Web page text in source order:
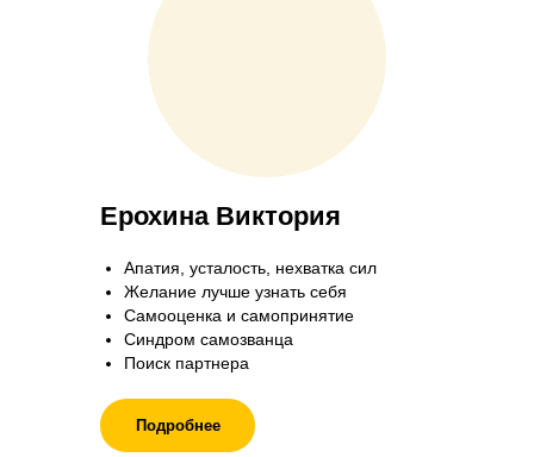
Ерохина Виктория
Апатия, усталость, нехватка сил
Желание лучше узнать себя
Самооценка и самопринятие
Синдром самозванца
Поиск партнера
Подробнее